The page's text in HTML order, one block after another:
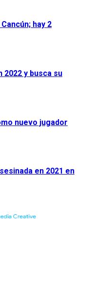
hay 2
2022 y busca su
nuevo jugador
en 2021 en